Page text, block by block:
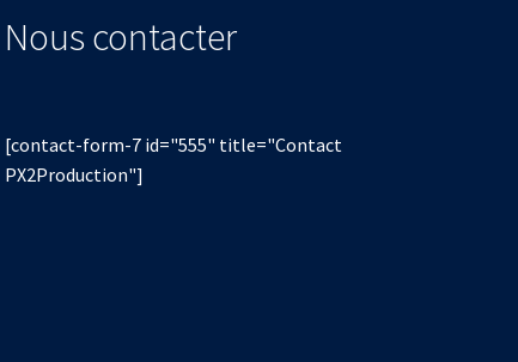
Nous contacter
[contact-form-7 id="555" title="Contact
PX2Production"]